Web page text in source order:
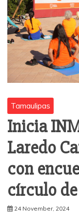
Tamaulipas
Inicia
Laredo
con
círculo
24 November, 2024